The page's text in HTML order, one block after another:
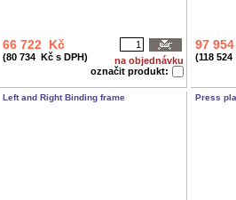
na objednávku
označit produkt:
66 722 Kč
(80 734 Kč s DPH)
97
(118
Left and Right Binding frame Press